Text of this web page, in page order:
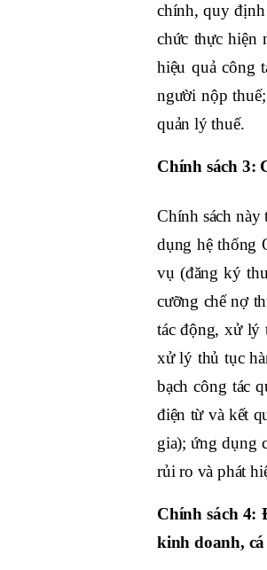
chính, quy định
chức thực hiện
hiệu quả công
người nộp
quản lý thuế.
Chính sách 3:
Chính sách
dụng hệ thống
vụ (đăng ký
cưỡng chế nợ
tác động, xử lý
xử lý thủ tục
bạch công tác
điện từ và kết
gia); ứng dụng
rủi ro và phát
Chính sách 4:
kinh doanh,